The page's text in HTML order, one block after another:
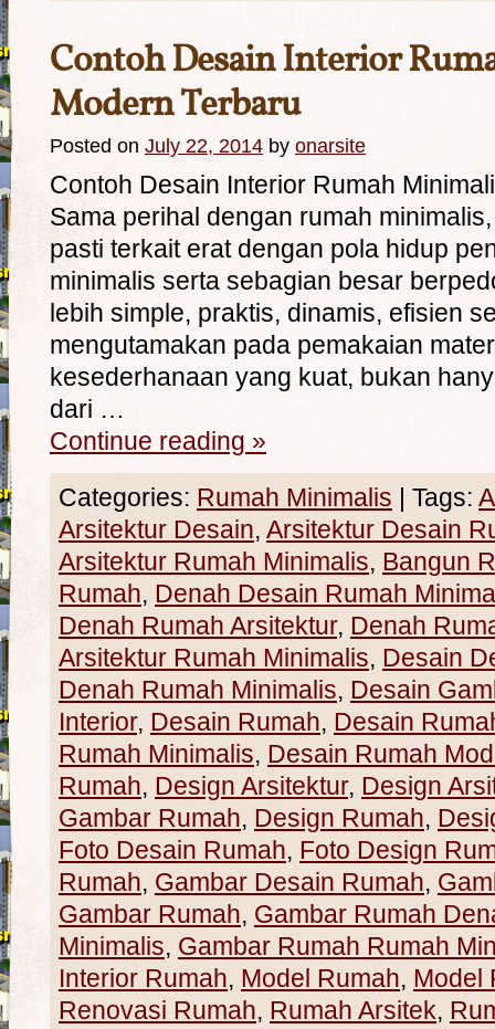
Contoh Desain Interior
Modern Terbaru
Posted on July 22, 2014 by onarsite
Contoh Desain Interior Rumah
Sama perihal dengan rumah
pasti terkait erat dengan pola hidup
minimalis serta sebagian besar
lebih simple, praktis, dinamis, efisien
mengutamakan pada pemakaian
kesederhanaan yang kuat, bukan
dari …
Continue reading »
Categories: Rumah Minimalis | Tags:
Arsitektur Desain, Arsitektur Desain
Arsitektur Rumah Minimalis, Bangun
Rumah, Denah Desain Rumah
Denah Rumah Arsitektur, Denah
Arsitektur Rumah Minimalis, Desain
Denah Rumah Minimalis, Desain
Interior, Desain Rumah, Desain
Rumah Minimalis, Desain Rumah
Rumah, Design Arsitektur, Design
Gambar Rumah, Design Rumah,
Foto Desain Rumah, Foto Design
Rumah, Gambar Desain Rumah,
Gambar Rumah, Gambar Rumah
Minimalis, Gambar Rumah Rumah
Interior Rumah, Model Rumah, Model
Renovasi Rumah, Rumah Arsitek,